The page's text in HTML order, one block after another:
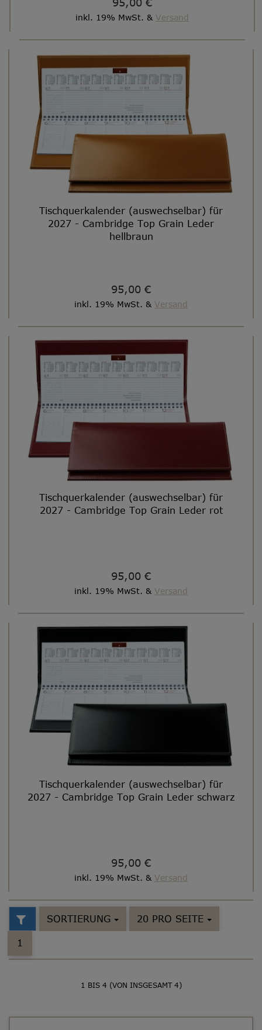
inkl. 19% MwSt. & Versand
Tischquerkalender (auswechselbar) für
2027 - Cambridge Top Grain Leder
hellbraun
95,00 €
inkl. 19% MwSt. & Versand
Tischquerkalender (auswechselbar) für
2027 - Cambridge Top Grain Leder rot
95,00 €
inkl. 19% MwSt. & Versand
Tischquerkalender (auswechselbar) für
2027 - Cambridge Top Grain Leder schwarz
95,00 €
inkl. 19% MwSt. & Versand
SORTIERUNG 20 PRO SEITE
1
1 BIS 4 (VON INSGESAMT 4)